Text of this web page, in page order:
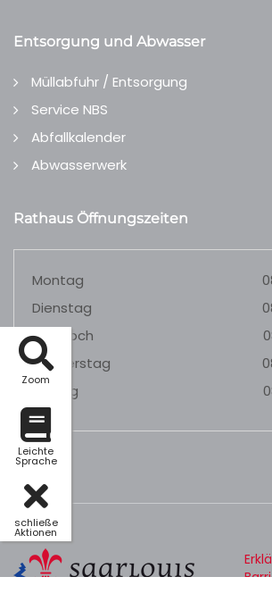
Zoom
Leichte
Sprache
schließe
Aktionen
Entsorgung und Abwasser
Müllabfuhr / Entsorgung
Service NBS
Abfallkalender
Abwasserwerk
Rathaus Öffnungszeiten
Montag
Dienstag
Mittwoch
Donnerstag
Freitag